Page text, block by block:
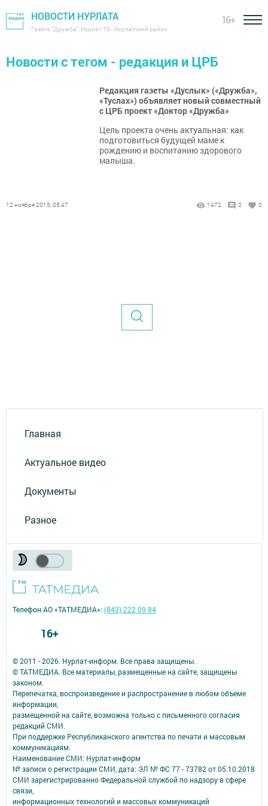
НОВОСТИ НУРЛАТА
Газета "Дружба", Нурлат ТВ - Нурлатский район
16+
Новости с тегом - редакция и ЦРБ
Редакция газеты «Дуслык» («Дружба»,
«Туслах») объявляет новый совместный
с ЦРБ проект «Доктор «Дружба»
Цель проекта очень актуальная: как
подготовиться будущей маме к
рождению и воспитанию здорового
малыша.
12 ноября 2015, 05:47 1472 0 0
Главная
Актуальное видео
Документы
Разное
© 2011 - 2026. Нурлат-⁠информ. Все права защищены.
© ТАТМЕДИА. Все материалы, размещенные на сайте, защищены
законом.
Перепечатка, воспроизведение и распространение в любом объеме
информации,
размещенной на сайте, возможна только с письменного согласия
редакций СМИ.
При поддержке Республиканского агентства по печати и массовым
коммуникациям.
Наименование СМИ: Нурлат-⁠информ
№ записи о регистрации СМИ, дата: ЭЛ № ФС 77 -⁠ 73782 от 05.10.2018
СМИ зарегистрированно Федеральной службой по надзору в сфере
связи,
информационных технологий и массовых коммуникаций
Телефон АО «ТАТМЕДИА»:(843) 222 09 84
16+